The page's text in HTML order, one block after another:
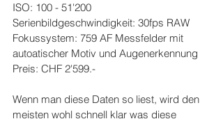
ISO: 100 - 51'200
Serienbildgeschwindigkeit: 30fps RAW
Fokussystem: 759 AF Messfelder mit
autoatischer Motiv und Augenerkennung
Preis: CHF 2'599.-
Wenn man diese Daten so liest, wird den
meisten wohl schnell klar was diese